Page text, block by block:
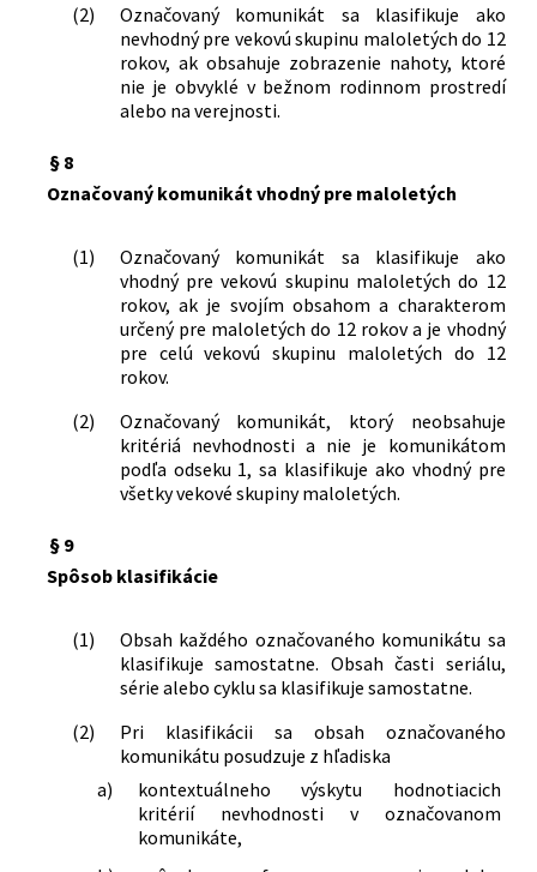
(2)
Označovaný komunikát sa klasifikuje ako
nevhodný pre vekovú skupinu maloletých do 12
rokov, ak obsahuje zobrazenie nahoty, ktoré
nie je obvyklé v bežnom rodinnom prostredí
alebo na verejnosti.
§ 8
Označovaný komunikát vhodný pre maloletých
(1)
Označovaný komunikát sa klasifikuje ako
vhodný pre vekovú skupinu maloletých do 12
rokov, ak je svojím obsahom a charakterom
určený pre maloletých do 12 rokov a je vhodný
pre celú vekovú skupinu maloletých do 12
rokov.
(2)
Označovaný komunikát, ktorý neobsahuje
kritériá nevhodnosti a nie je komunikátom
podľa odseku 1, sa klasifikuje ako vhodný pre
všetky vekové skupiny maloletých.
§ 9
Spôsob klasifikácie
(1)
Obsah každého označovaného komunikátu sa
klasifikuje samostatne. Obsah časti seriálu,
série alebo cyklu sa klasifikuje samostatne.
(2)
Pri klasifikácii sa obsah označovaného
komunikátu posudzuje z hľadiska
a)
kontextuálneho výskytu hodnotiacich
kritérií nevhodnosti v označovanom
komunikáte,